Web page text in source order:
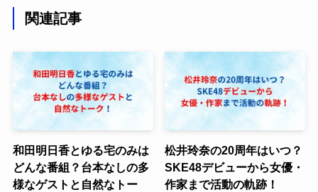
関連記事
和田明日香とゆる宅のみは
どんな番組？台本なしの多
様なゲストと自然なトー
松井玲奈の20周年はいつ？
SKE48デビューから女優・
作家まで活動の軌跡！